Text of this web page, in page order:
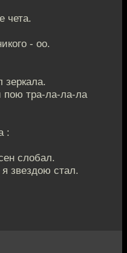
чета.
- оо.
зеркала.
тра-ла-ла-ла
:
слобал.
звездою стал.